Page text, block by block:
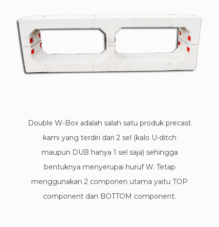
Double W-Box adalah salah satu produk precast
kami yang terdiri dari 2 sel (kalo U-ditch
maupun DUB hanya 1 sel saja) sehingga
bentuknya menyerupai huruf W. Tetap
menggunakan 2 componen utama yaitu TOP
component dan BOTTOM component.